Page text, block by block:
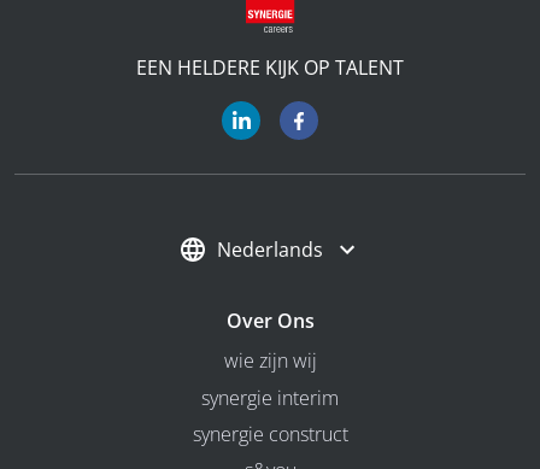
EEN HELDERE KIJK OP TALENT
Nederlands
Over Ons
wie zijn wij
synergie interim
synergie construct